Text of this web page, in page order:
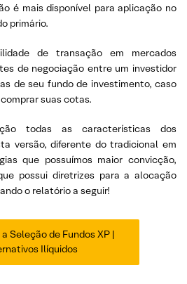
é mais disponível para aplicação no
primário.
de transação em mercados
de negociação entre um investidor
de seu fundo de investimento, caso
suas cotas.
todas as características dos
versão, diferente do tradicional em
que possuímos maior convicção,
possui diretrizes para a alocação
o relatório a seguir!
Seleção de Fundos XP |
Ilíquidos